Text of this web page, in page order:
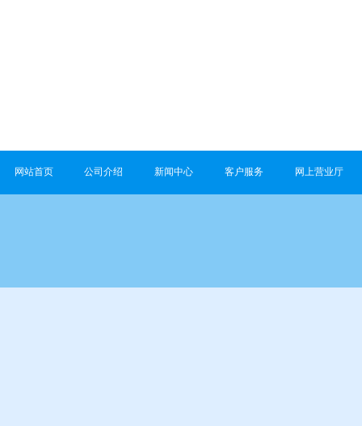
网站首页 公司介绍 新闻中心 客户服务 网上营业厅